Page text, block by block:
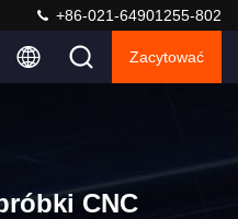
+86-021-64901255-802
Zacytować
CNC